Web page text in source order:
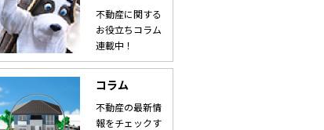
不動産に関する
お役立ちコラム
連載中！
コラム
不動産の最新情
報をチェックす